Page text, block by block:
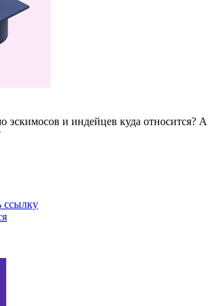
эскимосов и индейцев куда относится? А
ссылку